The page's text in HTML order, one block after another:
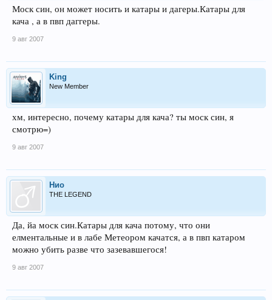
Моск син, он может носить и катары и дагеры.Катары для
кача , а в пвп даггеры.
9 авг 2007
King
New Member
хм, интересно, почему катары для кача? ты моск син, я
смотрю=)
9 авг 2007
Нио
THE LEGEND
Да, йа моск син.Катары для кача потому, что они
елментальные и в лабе Метеором качатся, а в пвп катаром
можно убить разве что зазевавшегося!
9 авг 2007